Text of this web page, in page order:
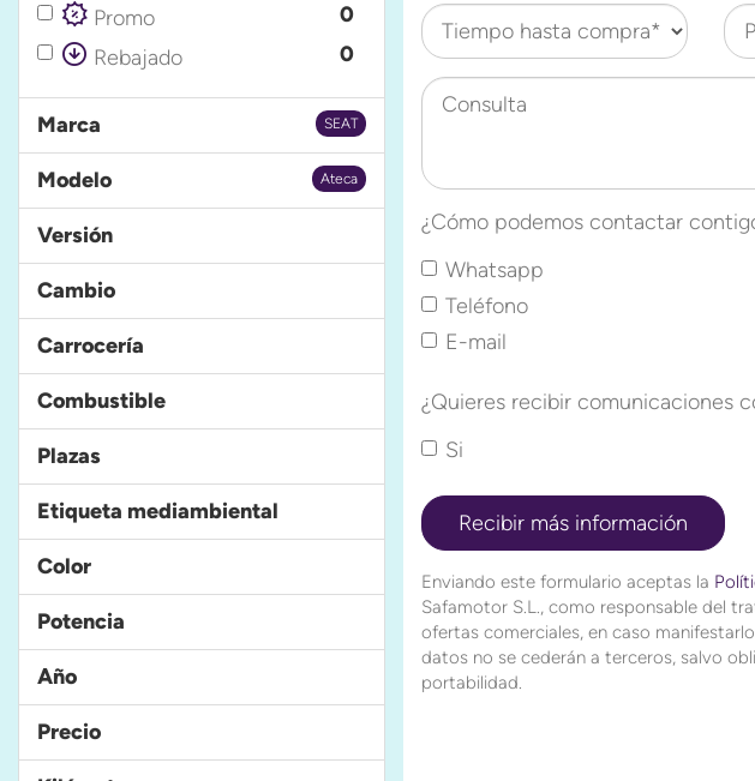
Tiempo hasta compra*
Consulta
¿Cómo podemos contactar
Whatsapp
Teléfono
E-mail
¿Quieres recibir comunicaciones
Si
Enviando este formulario aceptas la
Safamotor S.L., como responsable del
ofertas comerciales, en caso
datos no se cederán a terceros, salvo
portabilidad.
Promo
0
Rebajado
0
SEAT
Marca
Ateca
Modelo
Versión
Cambio
Carrocería
Combustible
Plazas
Etiqueta mediambiental
Color
Potencia
Año
Precio